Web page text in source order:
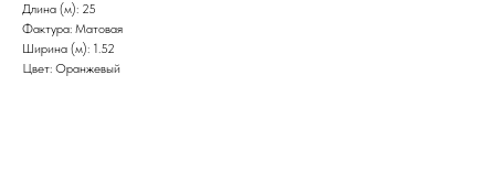
Длина (м): 25
Фактура: Матовая
Ширина (м): 1.52
Цвет: Оранжевый